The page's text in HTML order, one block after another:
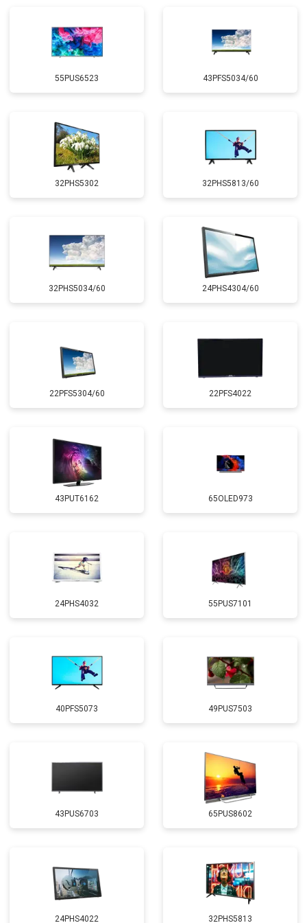
55PUS6523 43PFS5034/60
32PHS5302 32PHS5813/60
32PHS5034/60 24PHS4304/60
22PFS5304/60 22PFS4022
43PUT6162 65OLED973
24PHS4032 55PUS7101
40PFS5073 49PUS7503
43PUS6703 65PUS8602
24PHS4022 32PHS5813